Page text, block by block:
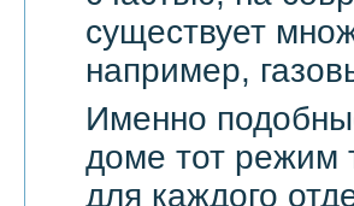
существует
например,
Именно
доме тот режим
для каждого